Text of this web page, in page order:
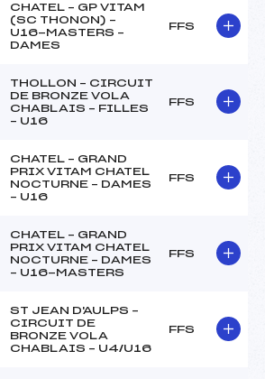
CHATEL – GP VITAM
(SC THONON) –
U16-MASTERS –
DAMES
FFS
THOLLON – CIRCUIT
DE BRONZE VOLA
CHABLAIS – FILLES
– U16
FFS
CHATEL – GRAND
PRIX VITAM CHATEL
NOCTURNE – DAMES
– U16
FFS
CHATEL – GRAND
PRIX VITAM CHATEL
NOCTURNE – DAMES
– U16-MASTERS
FFS
ST JEAN D'AULPS –
CIRCUIT DE
BRONZE VOLA
CHABLAIS – U4/U16
FFS